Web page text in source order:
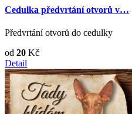
Cedulka předvrtání otvorů v…
Předvrtání otvorů do cedulky
od 20 Kč
Detail